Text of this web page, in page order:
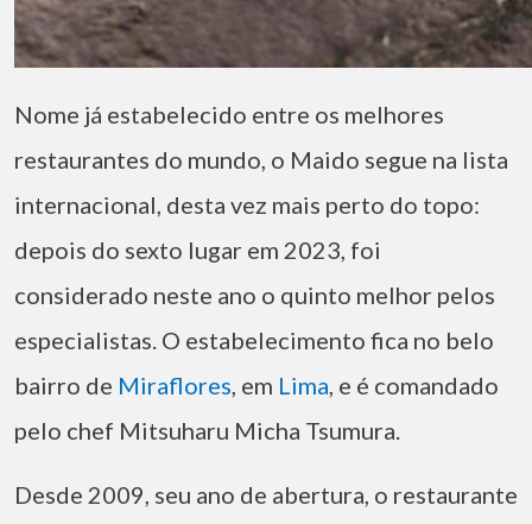
Nome já estabelecido entre os melhores
restaurantes do mundo, o Maido segue na lista
internacional, desta vez mais perto do topo:
depois do sexto lugar em 2023, foi
considerado neste ano o quinto melhor pelos
especialistas. O estabelecimento fica no belo
bairro de Miraflores, em Lima, e é comandado
pelo chef Mitsuharu Micha Tsumura.
Desde 2009, seu ano de abertura, o restaurante